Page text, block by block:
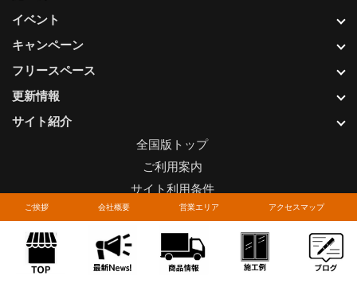
ご挨拶 会社概要 営業エリア アクセスマップ
更新情報
サイト紹介
イベント
キャンペーン
フリースペース
全国版トップ
ご利用案内
サイト利用条件
プライバシーポリシー
関連リンク
お問い合わせについて